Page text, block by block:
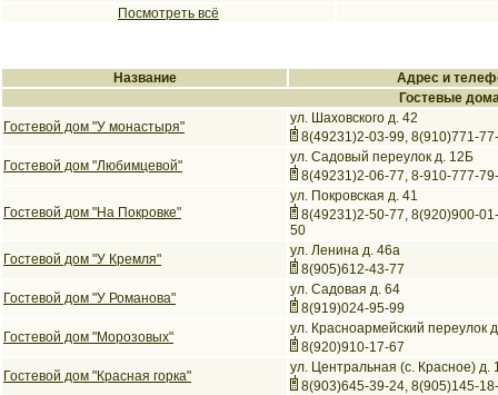
Посмотреть всё
Название
Адрес и
Гостевые
Гостевой дом "У монастыря"
ул. Шаховского д. 42
8(49231)2-03-99, 8(910)771-
Гостевой дом "Любимцевой"
ул. Садовый переулок д. 12Б
8(49231)2-06-77, 8-910-777-
Гостевой дом "На Покровке"
ул. Покровская д. 41
8(49231)2-50-77, 8(920)900-
50
Гостевой дом "У Кремля"
ул. Ленина д. 46а
8(905)612-43-77
Гостевой дом "У Романова"
ул. Садовая д. 64
8(919)024-95-99
Гостевой дом "Морозовых"
ул. Красноармейский переулок
8(920)910-17-67
Гостевой дом "Красная горка"
ул. Центральная (с. Красное) д.
8(903)645-39-24, 8(905)145-